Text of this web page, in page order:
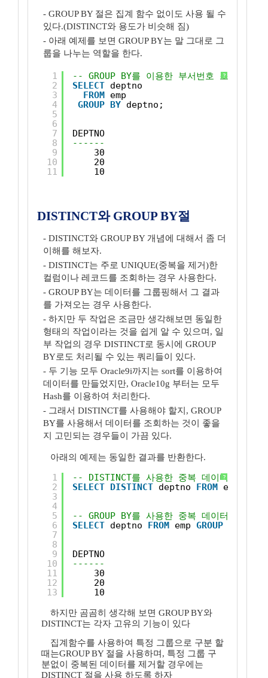
- GROUP BY 절은 집계 함수 없이도 사용 될 수
있다.(DISTINCT와 용도가 비슷해 짐)
- 아래 예제를 보면 GROUP BY는 말 그대로 그
룹을 나누는 역할을 한다.
?
1
2
3
4
5
6
7
8
9
10
11
-- GROUP BY를 이용한 부서번호 조회 예
SELECT deptno
FROM emp
GROUP BY deptno;
DEPTNO
------
30
20
10
DISTINCT와 GROUP BY절
- DISTINCT와 GROUP BY 개념에 대해서 좀 더
이해를 해보자.
- DISTINCT는 주로 UNIQUE(중복을 제거)한
컬럼이나 레코드를 조회하는 경우 사용한다.
- GROUP BY는 데이터를 그룹핑해서 그 결과
를 가져오는 경우 사용한다.
- 하지만 두 작업은 조금만 생각해보면 동일한
형태의 작업이라는 것을 쉽게 알 수 있으며, 일
부 작업의 경우 DISTINCT로 동시에 GROUP
BY로도 처리될 수 있는 쿼리들이 있다.
- 두 기능 모두 Oracle9i까지는 sort를 이용하여
데이터를 만들었지만, Oracle10g 부터는 모두
Hash를 이용하여 처리한다.
- 그래서 DISTINCT를 사용해야 할지, GROUP
BY를 사용해서 데이터를 조회하는 것이 좋을
지 고민되는 경우들이 가끔 있다.
아래의 예제는 동일한 결과를 반환한다.
?
1
2
3
4
5
6
7
8
9
10
11
12
13
-- DISTINCT를 사용한 중복 데이터 제거
SELECT DISTINCT deptno FROM emp;
-- GROUP BY를 사용한 중복 데이터 제거
SELECT deptno FROM emp GROUP
DEPTNO
------
30
20
10
하지만 곰곰히 생각해 보면 GROUP BY와
DISTINCT는 각자 고유의 기능이 있다
집계함수를 사용하여 특정 그룹으로 구분 할
때는GROUP BY 절을 사용하며, 특정 그룹 구
분없이 중복된 데이터를 제거할 경우에는
DISTINCT 절을 사용 하도록 하자